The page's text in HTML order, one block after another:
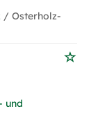
/ Osterholz-
und